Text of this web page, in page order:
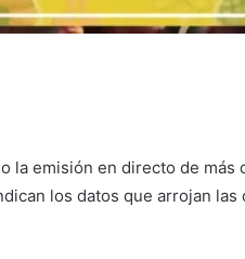
la emisión en directo de más
los datos que arrojan